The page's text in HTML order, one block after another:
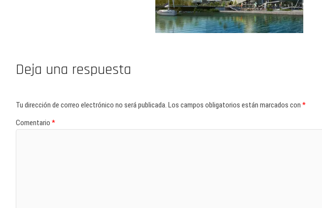
Deja una respuesta
Tu dirección de correo electrónico no será publicada. Los campos obligatorios están marcados con *
Comentario *